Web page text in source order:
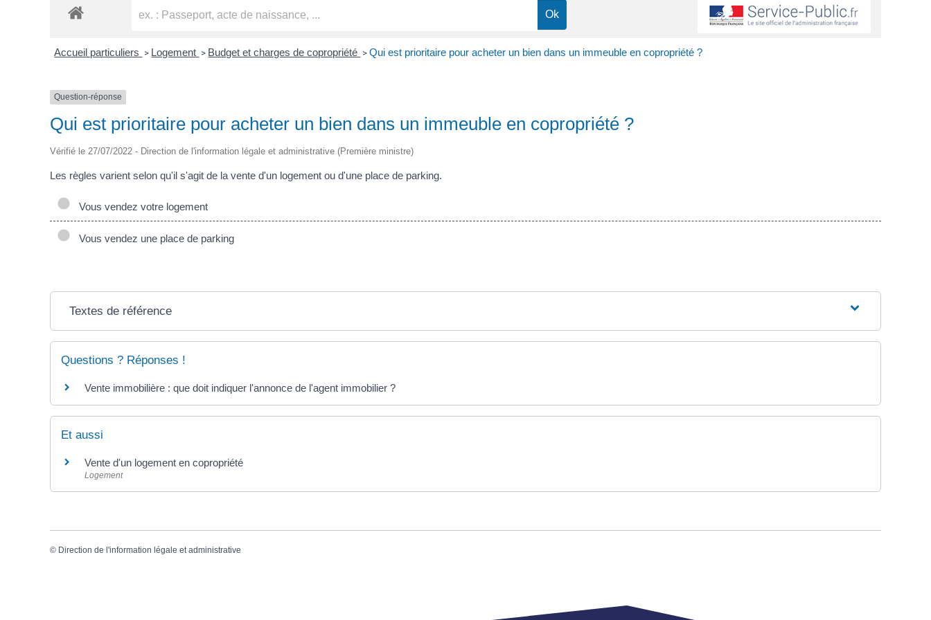
Accueil particuliers > Logement > Budget et charges de copropriété > Qui est prioritaire pour acheter un bien dans un immeuble en copropriété ?
Question-réponse
Qui est prioritaire pour acheter un bien dans un immeuble en copropriété ?
Vérifié le 27/07/2022 - Direction de l'information légale et administrative (Première ministre)
Les règles varient selon qu'il s'agit de la vente d'un logement ou d'une place de parking.
Vous vendez votre logement
Vous vendez une place de parking
Textes de référence
Questions ? Réponses !
Vente immobilière : que doit indiquer l'annonce de l'agent immobilier ?
Et aussi
Vente d'un logement en copropriété
Logement
© Direction de l'information légale et administrative